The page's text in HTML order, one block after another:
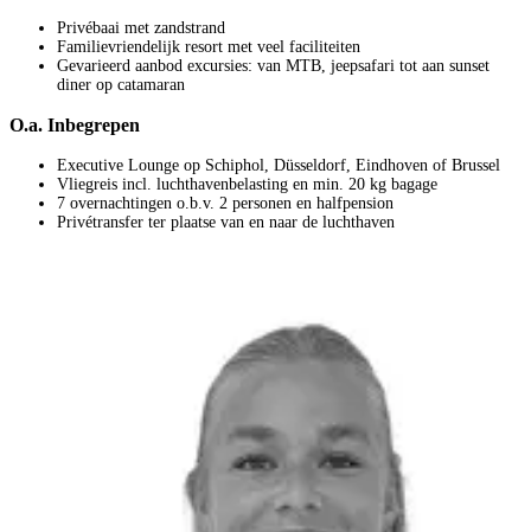
Privébaai met zandstrand
Familievriendelijk resort met veel faciliteiten
Gevarieerd aanbod excursies: van MTB, jeepsafari tot aan sunset
diner op catamaran
O.a. Inbegrepen
Executive Lounge op Schiphol, Düsseldorf, Eindhoven of Brussel
Vliegreis incl. luchthavenbelasting en min. 20 kg bagage
7 overnachtingen o.b.v. 2 personen en halfpension
Privétransfer ter plaatse van en naar de luchthaven